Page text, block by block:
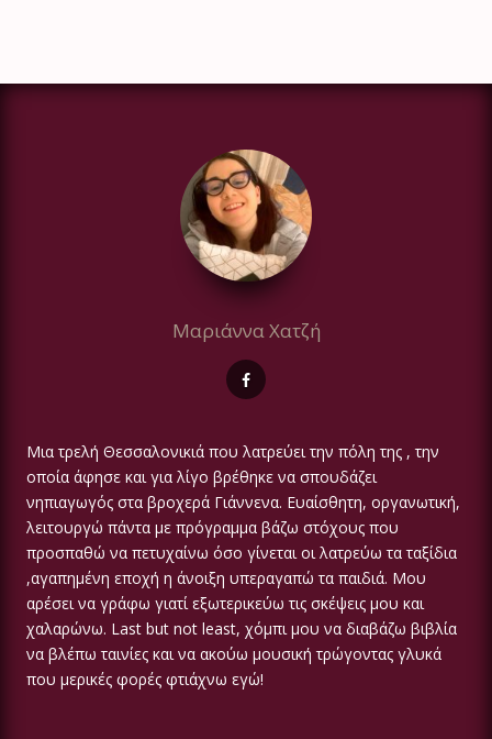
Μαριάννα Χατζή
Μια τρελή Θεσσαλονικιά που λατρεύει την πόλη της , την
οποία άφησε και για λίγο βρέθηκε να σπουδάζει
νηπιαγωγός στα βροχερά Γιάννενα. Ευαίσθητη, οργανωτική,
λειτουργώ πάντα με πρόγραμμα βάζω στόχους που
προσπαθώ να πετυχαίνω όσο γίνεται οι λατρεύω τα ταξίδια
,αγαπημένη εποχή η άνοιξη υπεραγαπώ τα παιδιά. Μου
αρέσει να γράφω γιατί εξωτερικεύω τις σκέψεις μου και
χαλαρώνω. Last but not least, χόμπι μου να διαβάζω βιβλία
να βλέπω ταινίες και να ακούω μουσική τρώγοντας γλυκά
που μερικές φορές φτιάχνω εγώ!